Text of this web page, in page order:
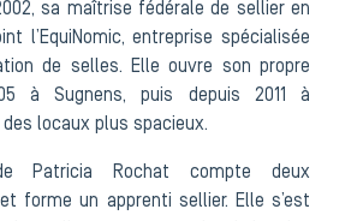
sa maîtrise fédérale de sellier en
l’EquiNomic, entreprise spécialisée
de selles. Elle ouvre son propre
à Sugnens, puis depuis 2011 à
des locaux plus spacieux.
Patricia Rochat compte deux
forme un apprenti sellier. Elle s’est